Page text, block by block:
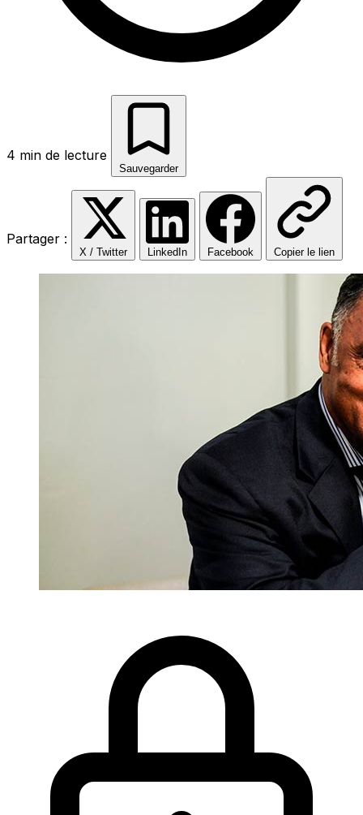
4 min de lecture
Sauvegarder
Partager :
X / Twitter LinkedIn Facebook Copier le lien